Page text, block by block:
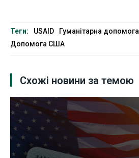
Теги: USAID Гуманітарна допомога
Допомога США
Схожі новини за темою